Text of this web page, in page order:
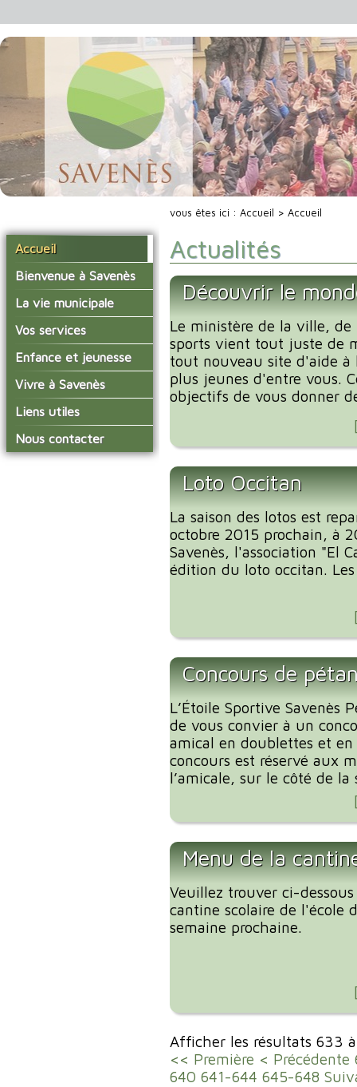
Accueil
Bienvenue à Savenès
Situer Savenès
Savenès en chiffre
L'histoire du village
Actualités de Savenès
sur ladepeche.fr
La vie municipale
Vos élus
Les compte-rendus du
conseil municipal
Les commissions
Les diverses
délégations/syndicats
L'urbanisme
Vos services
La mairie
Le service technique
Les services de l'école
Les installations
municipales
La collecte des ordures
Enfance et jeunesse
L'école primaire
La garderie et la cantine
Le temps périscolaire
La petite enfance
Vivre à Savenès
Agenda Salle des Fetes
Liens utiles
Communauté de
Communes Grand Sud
Tarn et Garonne
Nous contacter
vous êtes ici : Accueil > Accueil
Actualités
Découvrir le
Le ministère de la ville, de
sports vient tout juste de
tout nouveau site d'aide à
plus jeunes d'entre vous.
objectifs de vous donner
Loto Occitan
La saison des lotos est
octobre 2015 prochain, à
Savenès, l'association "El
édition du loto occitan.
Concours de
L’Étoile Sportive Savenès
de vous convier à un
amical en doublettes et en
concours est réservé aux
l’amicale, sur le côté de la
Menu de la
Veuillez trouver ci-
cantine scolaire de l'école
semaine prochaine.
Afficher les résultats 633
<< Première < Précédente
640 641-644 645-648